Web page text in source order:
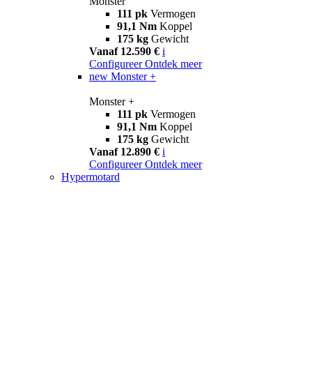
111 pk Vermogen
91,1 Nm Koppel
175 kg Gewicht
Vanaf 12.590 € i
Configureer Ontdek meer
new Monster +
Monster +
111 pk Vermogen
91,1 Nm Koppel
175 kg Gewicht
Vanaf 12.890 € i
Configureer Ontdek meer
Hypermotard